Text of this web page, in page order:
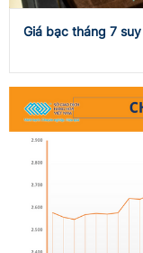
Giá bạc tháng 7